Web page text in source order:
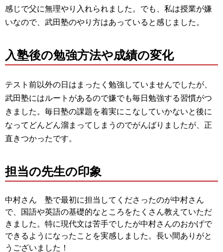
感じで父に無理やり入れられました。でも、 私は授業が嫌
いなので、 武田塾のやり方はあっていると感じました。
入塾後の勉強方法や成績の変化
テスト前以外の日はまったく勉強していませんでしたが、
武田塾にはルートがあるので嫌でも毎日勉強する習慣がつ
きました 。 毎日塾の課題を着実にこなしていかないと後に
なってどんどん溜ま ってしまうのでがんばりましたが、正
直きつかったです。
担当の先生の印象
中村さん 塾で最初に担当してくださったのが中村さん
で、
国語や英語の基礎的なところをたくさん教えていただ
きました。 特に現代文は苦手でしたが中村さんのおかげで
できるようになった ことを実感しました。長い間ありがと
うございました！